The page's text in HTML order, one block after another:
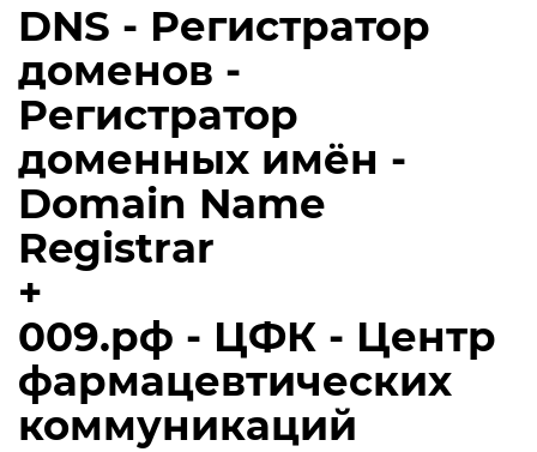
DNS - Регистратор
доменов -
Регистратор
доменных имён -
Domain Name
Registrar
+
009.рф - ЦФК - Центр
фармацевтических
коммуникаций